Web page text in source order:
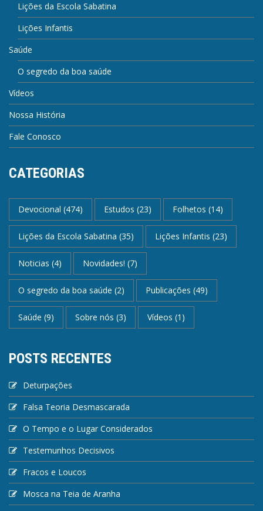
Lições da Escola Sabatina
Lições Infantis
Saúde
O segredo da boa saúde
Vídeos
Nossa História
Fale Conosco
CATEGORIAS
Devocional (474) Estudos (23) Folhetos (14)
Lições da Escola Sabatina (35) Lições Infantis (23)
Noticias (4) Novidades! (7)
O segredo da boa saúde (2) Publicações (49)
Saúde (9) Sobre nós (3) Vídeos (1)
POSTS RECENTES
Deturpações
Falsa Teoria Desmascarada
O Tempo e o Lugar Considerados
Testemunhos Decisivos
Fracos e Loucos
Mosca na Teia de Aranha